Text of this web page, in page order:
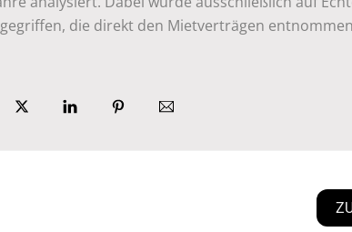
die direkt den Mietverträgen